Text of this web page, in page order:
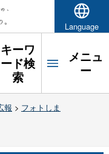
Language
キーワ
ード検
索
メニュ
ー
報 > フォトしま